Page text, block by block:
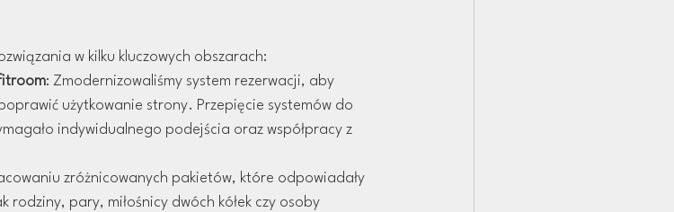
w kilku kluczowych obszarach:
: Zmodernizowaliśmy system rezerwacji, aby
użytkowanie strony. Przepięcie systemów do
indywidualnego podejścia oraz współpracy z
zróżnicowanych pakietów, które odpowiadały
pary, miłośnicy dwóch kółek czy osoby